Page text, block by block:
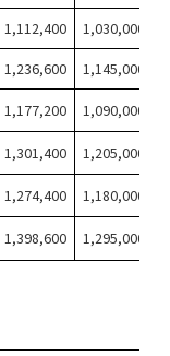
1,112,400 1,030,000
1,236,600 1,145,000
1,177,200 1,090,000
1,301,400 1,205,000
1,274,400 1,180,000
1,398,600 1,295,000